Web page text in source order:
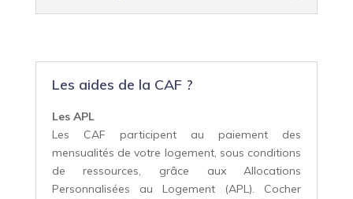
Les aides de la CAF ?
Les APL
Les CAF participent au paiement des
mensualités de votre logement, sous conditions
de ressources, grâce aux Allocations
Personnalisées au Logement (APL). Cocher